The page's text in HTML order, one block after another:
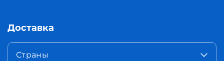
Доставка
Страны